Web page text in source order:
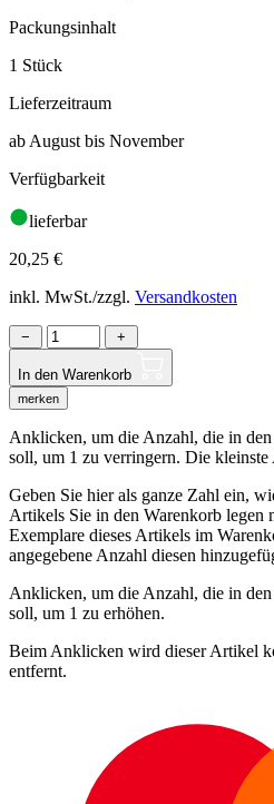
Packungsinhalt
1 Stück
Lieferzeitraum
ab August bis November
Verfügbarkeit
lieferbar
20,25 €
inkl. MwSt./zzgl. Versandkosten
− +
In den Warenkorb
merken
Anklicken, um die Anzahl, die in
soll, um 1 zu verringern. Die
Geben Sie hier als ganze Zahl ein,
Artikels Sie in den Warenkorb legen
Exemplare dieses Artikels im
angegebene Anzahl diesen
Anklicken, um die Anzahl, die in
soll, um 1 zu erhöhen.
Beim Anklicken wird dieser Artikel
entfernt.